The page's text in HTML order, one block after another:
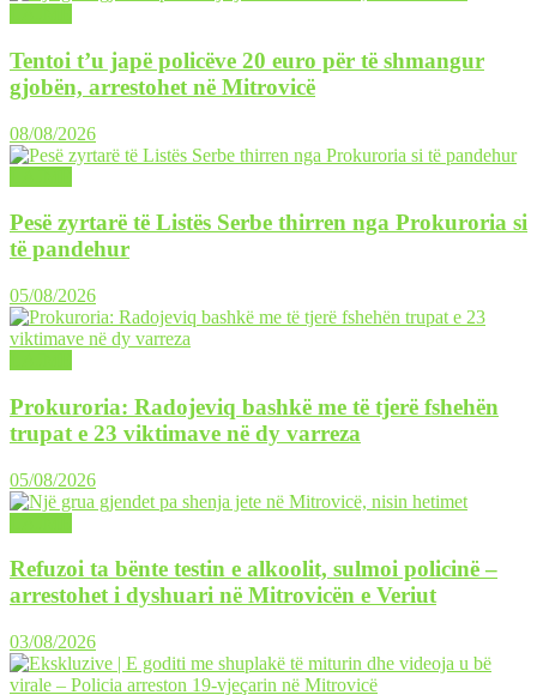
Tentoi t’u japë policëve 20 euro për të shmangur
gjobën, arrestohet në Mitrovicë
08/08/2026
Pesë zyrtarë të Listës Serbe thirren nga Prokuroria si
të pandehur
05/08/2026
Prokuroria: Radojeviq bashkë me të tjerë fshehën
trupat e 23 viktimave në dy varreza
05/08/2026
Refuzoi ta bënte testin e alkoolit, sulmoi policinë –
arrestohet i dyshuari në Mitrovicën e Veriut
03/08/2026